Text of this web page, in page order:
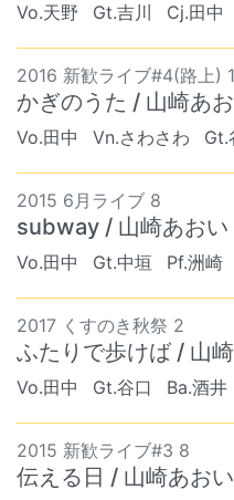
Vo.天野 Gt.吉川 Cj.田中
2016 新歓ライブ#4(路上) 1
かぎのうた / 山崎あ
Vo.田中 Vn.さわさわ Gt.
2015 6月ライブ 8
subway / 山崎あおい
Vo.田中 Gt.中垣 Pf.洲崎
2017 くすのき秋祭 2
ふたりで歩けば / 山
Vo.田中 Gt.谷口 Ba.酒井
2015 新歓ライブ#3 8
伝える日 / 山崎あおい